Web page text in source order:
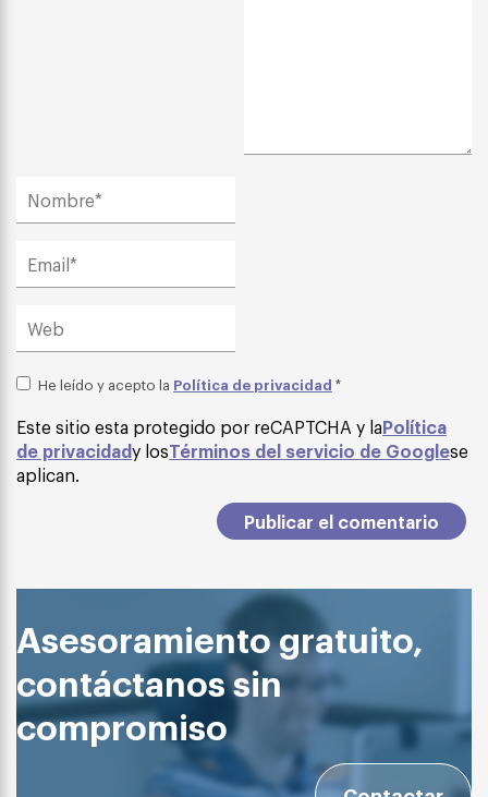
He leído y acepto la Política de privacidad *
Este sitio esta protegido por reCAPTCHA y laPolítica
de privacidady losTérminos del servicio de Googlese
aplican.
Asesoramiento gratuito,
contáctanos sin
compromiso